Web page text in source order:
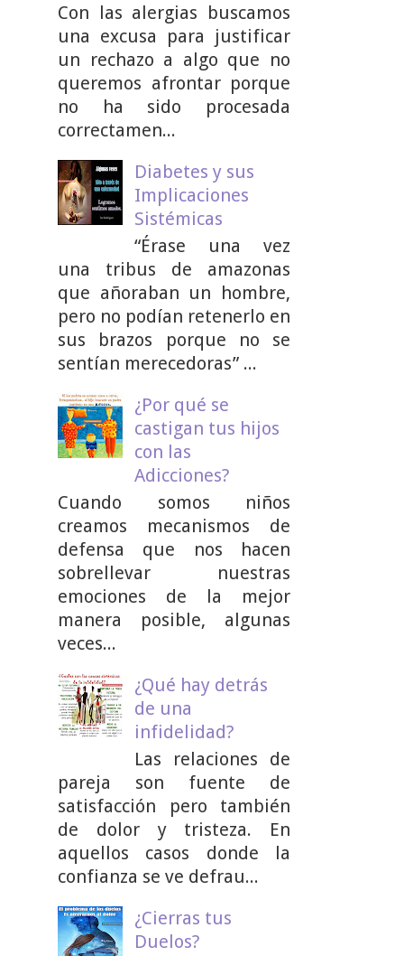
Con las alergias buscamos
una excusa para justificar
un rechazo a algo que no
queremos afrontar porque
no ha sido procesada
correctamen...
Diabetes y sus
Implicaciones
Sistémicas
“Érase una vez
una tribus de amazonas
que añoraban un hombre,
pero no podían retenerlo en
sus brazos porque no se
sentían merecedoras” ...
¿Por qué se
castigan tus hijos
con las
Adicciones?
Cuando somos niños
creamos mecanismos de
defensa que nos hacen
sobrellevar nuestras
emociones de la mejor
manera posible, algunas
veces...
¿Qué hay detrás
de una
infidelidad?
Las relaciones de
pareja son fuente de
satisfacción pero también
de dolor y tristeza. En
aquellos casos donde la
confianza se ve defrau...
¿Cierras tus
Duelos?